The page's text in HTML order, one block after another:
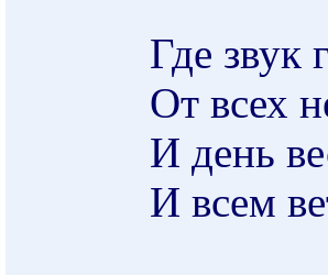
Где звук
От всех
И день
И всем